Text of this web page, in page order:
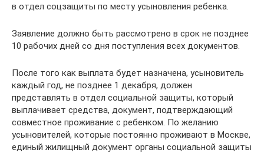
в отдел соцзащиты по месту усыновления ребенка.
Заявление должно быть рассмотрено в срок не позднее
10 рабочих дней со дня поступления всех документов.
После того как выплата будет назначена, усыновитель
каждый год, не позднее 1 декабря, должен
представлять в отдел социальной защиты, который
выплачивает средства, документ, подтверждающий
совместное проживание с ребенком. По желанию
усыновителей, которые постоянно проживают в Москве,
единый жилищный документ органы социальной защиты